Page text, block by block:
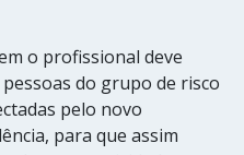
o profissional deve
do grupo de risco
pelo novo
para que assim